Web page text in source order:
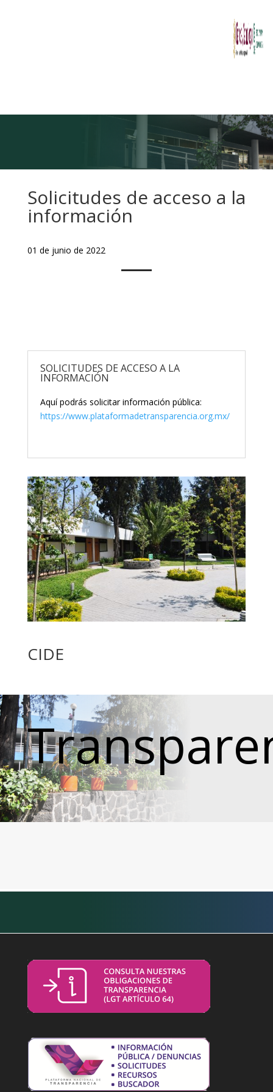
Solicitudes de acceso a la
información
01 de junio de 2022
SOLICITUDES DE ACCESO A LA
INFORMACIÓN
Aquí podrás solicitar información pública:
https://www.plataformadetransparencia.org.mx/
CIDE